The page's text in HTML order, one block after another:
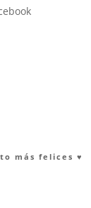
más felices ♥︎